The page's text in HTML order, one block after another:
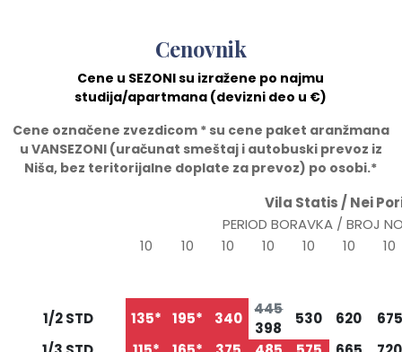
Cenovnik
Cene u SEZONI su izražene po najmu
studija/apartmana (devizni deo u €)
Cene označene zvezdicom * su cene paket aranžmana
u VANSEZONI (uračunat smeštaj i autobuski prevoz iz
Niša, bez teritorijalne doplate za prevoz) po osobi.*
Vila Statis / Nei
PERIOD BORAVKA / BROJ
10
10 10 10 10 10
10
1/2 STD
135* 195* 340
445
398
530 620
675